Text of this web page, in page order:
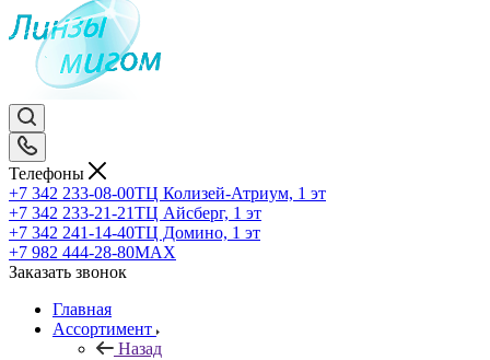
Телефоны
+7 342 233-08-00ТЦ Колизей-Атриум, 1 эт
+7 342 233-21-21ТЦ Айсберг, 1 эт
+7 342 241-14-40ТЦ Домино, 1 эт
+7 982 444-28-80MAX
Заказать звонок
Главная
Ассортимент
Назад